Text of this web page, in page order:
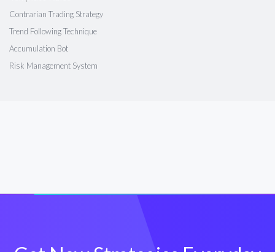
Contrarian Trading Strategy
Trend Following Technique
Accumulation Bot
Risk Management System